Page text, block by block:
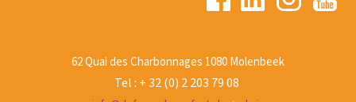
62 Quai des Charbonnages 1080 Molenbeek
Tel : + 32 (0) 2 203 79 08